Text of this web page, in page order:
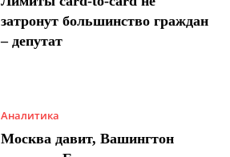
затронут большинство граждан
– депутат
Аналитика
Москва давит, Вашингтон